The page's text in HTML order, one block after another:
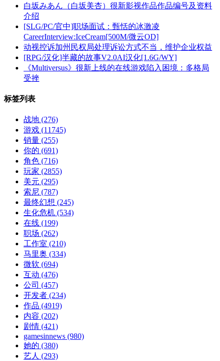
白坂みあん（白坂美杏）很新影视作品作品编号及资料
介绍
[SLG/PC/官中]职场面试：甄恬的冰激凌
CareerInterview:IceCream[500M/微云OD]
动视控诉加州民权局处理诉讼方式不当，维护企业权益
[RPG/汉化]半藏的故事V2.0AI汉化[1.6G/WY]
《Multiversus》很新上线的在线游戏陷入困境：多格局
受挫
标签列表
战地 (276)
游戏 (11745)
销量 (255)
你的 (691)
角色 (716)
玩家 (2855)
美元 (295)
索尼 (787)
最终幻想 (245)
生化危机 (534)
在线 (199)
职场 (262)
工作室 (210)
马里奥 (334)
微软 (694)
互动 (476)
公司 (457)
开发者 (234)
作品 (4919)
内容 (202)
剧情 (421)
gamesinnews (980)
她的 (380)
艺人 (293)